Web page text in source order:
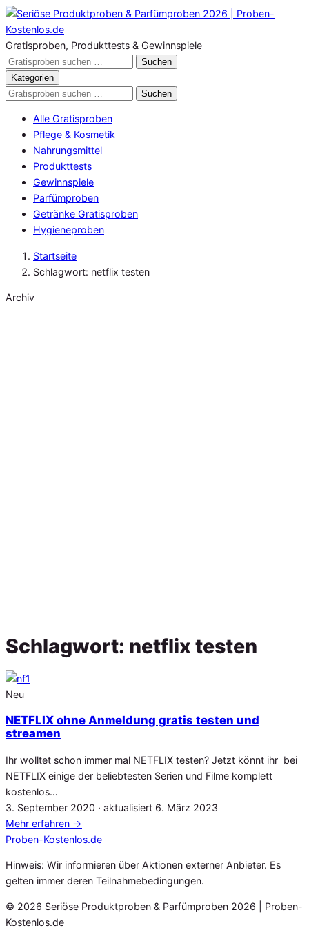
Zum
Inhalt
springen
Gratisproben, Produkttests & Gewinnspiele
Gratisproben
durchsuchen
Suchen
Kategorien
Gratisproben
Suchen
Alle Gratisproben
Pflege & Kosmetik
Nahrungsmittel
Produkttests
Gewinnspiele
Parfümproben
Getränke Gratisproben
Hygieneproben
Startseite
Schlagwort: netflix testen
Archiv
Schlagwort: netflix testen
Neu
NETFLIX ohne Anmeldung gratis testen und
streamen
Ihr wolltet schon immer mal NETFLIX testen? Jetzt könnt ihr bei
NETFLIX einige der beliebtesten Serien und Filme komplett
kostenlos…
Veröffentlicht
am
3. September 2020 · aktualisiert 6. März 2023
Mehr erfahren →
Proben-Kostenlos.de
Hinweis: Wir informieren über Aktionen externer Anbieter. Es
gelten immer deren Teilnahmebedingungen.
© 2026 Seriöse Produktproben & Parfümproben 2026 | Proben-
Kostenlos.de